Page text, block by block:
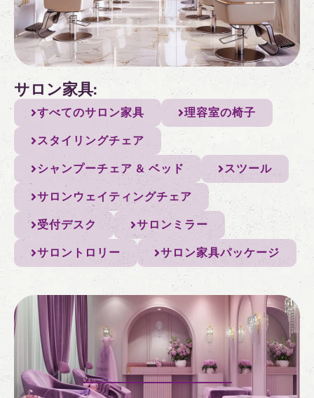
サロン家具:
すべてのサロン家具
理容室の椅子
スタイリングチェア
シャンプーチェア & ベッド
スツール
サロンウェイティングチェア
受付デスク
サロンミラー
サロントロリー
サロン家具パッケージ
すべてのスパ用家具